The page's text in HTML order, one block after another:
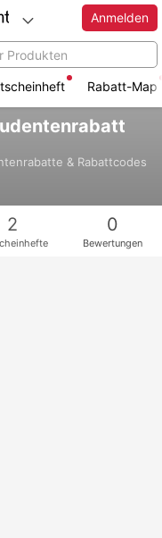
Anmelden
Rabatt-Map
& Rabattcodes
2 0
Bewertungen